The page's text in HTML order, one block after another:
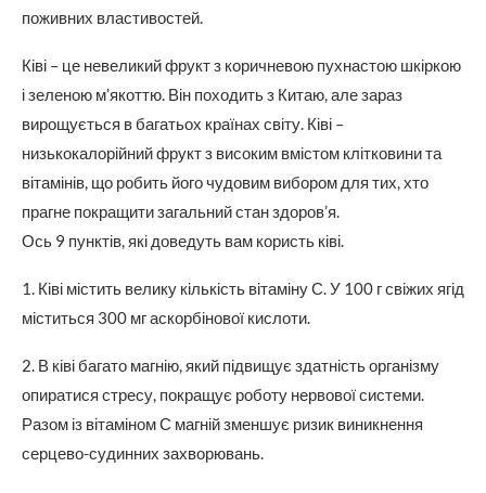
поживних властивостей.
Ківі – це невеликий фрукт з коричневою пухнастою шкіркою
і зеленою м’якоттю. Він походить з Китаю, але зараз
вирощується в багатьох країнах світу. Ківі –
низькокалорійний фрукт з високим вмістом клітковини та
вітамінів, що робить його чудовим вибором для тих, хто
прагне покращити загальний стан здоров’я.
Ось 9 пунктів, які доведуть вам користь ківі.
1. Ківі містить велику кількість вітаміну С. У 100 г свіжих ягід
міститься 300 мг аскорбінової кислоти.
2. В ківі багато магнію, який підвищує здатність організму
опиратися стресу, покращує роботу нервової системи.
Разом із вітаміном С магній зменшує ризик виникнення
серцево-судинних захворювань.